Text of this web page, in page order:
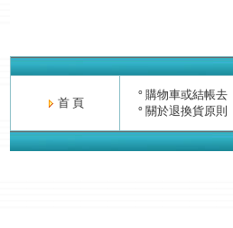
首 頁
° 購物車或結帳去
° 關於退換貨原則